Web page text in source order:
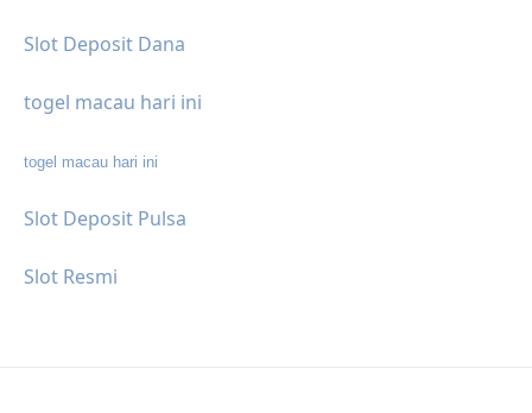
Slot Deposit Dana
togel macau hari ini
togel macau hari ini
Slot Deposit Pulsa
Slot Resmi